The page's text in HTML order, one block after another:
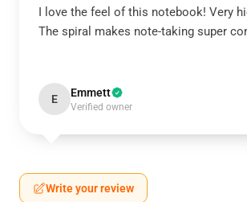
I love the feel of this notebook! Very
The spiral makes note-taking super
E Emmett
Verified owner
Write your review